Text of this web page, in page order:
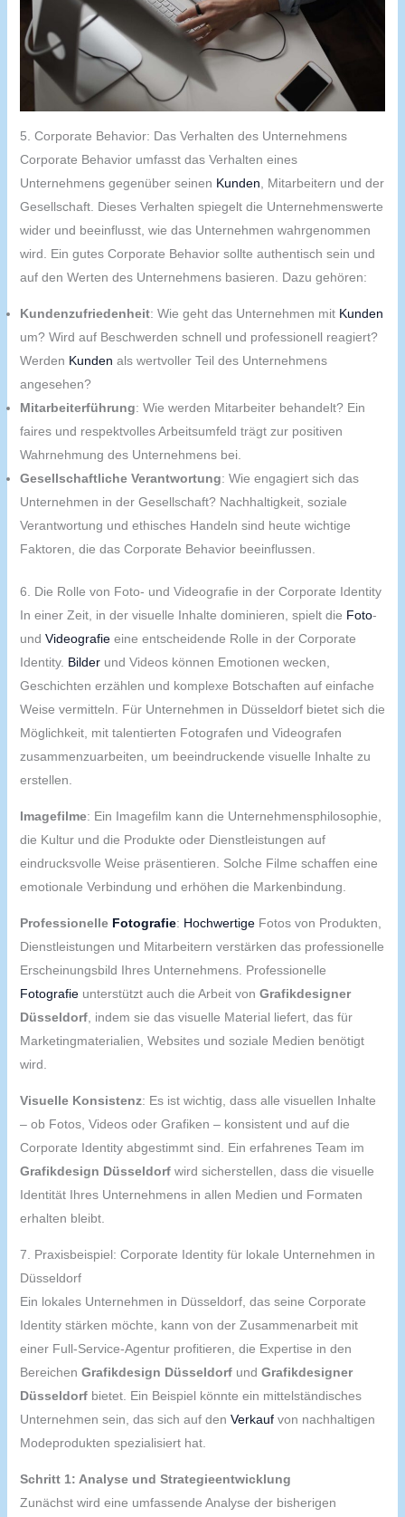
5. Corporate Behavior: Das Verhalten des Unternehmens
Corporate Behavior umfasst das Verhalten eines
Unternehmens gegenüber seinen Kunden , Mitarbeitern und der
Gesellschaft. Dieses Verhalten spiegelt die Unternehmenswerte
wider und beeinflusst, wie das Unternehmen wahrgenommen
wird. Ein gutes Corporate Behavior sollte authentisch sein und
auf den Werten des Unternehmens basieren. Dazu gehören:
Kundenzufriedenheit: Wie geht das Unternehmen mit Kunden
um? Wird auf Beschwerden schnell und professionell reagiert?
Werden Kunden als wertvoller Teil des Unternehmens
angesehen?
Mitarbeiterführung: Wie werden Mitarbeiter behandelt? Ein
faires und respektvolles Arbeitsumfeld trägt zur positiven
Wahrnehmung des Unternehmens bei.
Gesellschaftliche Verantwortung: Wie engagiert sich das
Unternehmen in der Gesellschaft? Nachhaltigkeit, soziale
Verantwortung und ethisches Handeln sind heute wichtige
Faktoren, die das Corporate Behavior beeinflussen.
6. Die Rolle von Foto- und Videografie in der Corporate Identity
In einer Zeit, in der visuelle Inhalte dominieren, spielt die Foto-
und Videografieeine entscheidende Rolle in der Corporate
Identity. Bilderund Videos können Emotionen wecken,
Geschichten erzählen und komplexe Botschaften auf einfache
Weise vermitteln. Für Unternehmen in Düsseldorf bietet sich die
Möglichkeit, mit talentierten Fotografen und Videografen
zusammenzuarbeiten, um beeindruckende visuelle Inhalte zu
erstellen.
Imagefilme: Ein Imagefilm kann die Unternehmensphilosophie,
die Kultur und die Produkte oder Dienstleistungen auf
eindrucksvolle Weise präsentieren. Solche Filme schaffen eine
emotionale Verbindung und erhöhen die Markenbindung.
Professionelle Fotografie: HochwertigeFotos von Produkten,
Dienstleistungen und Mitarbeitern verstärken das professionelle
Erscheinungsbild Ihres Unternehmens. Professionelle
Fotografieunterstützt auch die Arbeit von Grafikdesigner
Düsseldorf, indem sie das visuelle Material liefert, das für
Marketingmaterialien, Websites und soziale Medien benötigt
wird.
Visuelle Konsistenz: Es ist wichtig, dass alle visuellen Inhalte
– ob Fotos, Videos oder Grafiken – konsistent und auf die
Corporate Identity abgestimmt sind. Ein erfahrenes Team im
Grafikdesign Düsseldorfwird sicherstellen, dass die visuelle
Identität Ihres Unternehmens in allen Medien und Formaten
erhalten bleibt.
7. Praxisbeispiel: Corporate Identity für lokale Unternehmen in
Düsseldorf
Ein lokales Unternehmen in Düsseldorf, das seine Corporate
Identity stärken möchte, kann von der Zusammenarbeit mit
einer Full-Service-Agentur profitieren, die Expertise in den
Bereichen Grafikdesign Düsseldorfund Grafikdesigner
Düsseldorfbietet. Ein Beispiel könnte ein mittelständisches
Unternehmen sein, das sich auf den Verkaufvon nachhaltigen
Modeprodukten spezialisiert hat.
Schritt 1: Analyse und Strategieentwicklung
Zunächst wird eine umfassende Analyse der bisherigen